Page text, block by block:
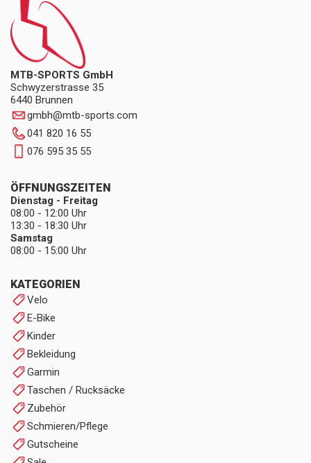
MTB-SPORTS GmbH
Schwyzerstrasse 35
6440 Brunnen
gmbh@mtb-sports.com
041 820 16 55
076 595 35 55
KATEGORIEN
Velo
E-Bike
Kinder
Bekleidung
Garmin
Taschen / Rucksäcke
Zubehör
Schmieren/Pflege
Gutscheine
ÖFFNUNGSZEITEN
Dienstag - Freitag
08:00 - 12:00 Uhr
13:30 - 18:30 Uhr
Samstag
08:00 - 15:00 Uhr